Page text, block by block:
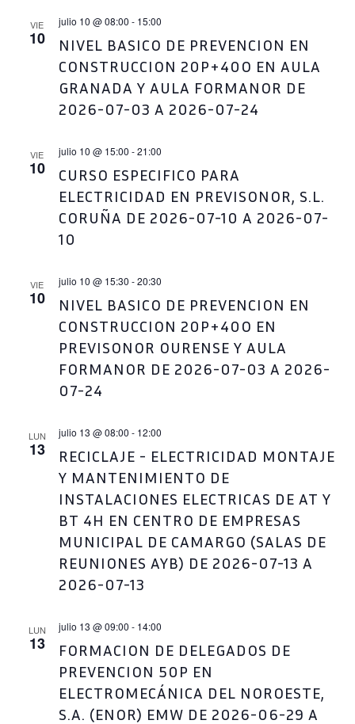
VIE
10
NIVEL BASICO DE PREVENCION EN
CONSTRUCCION 20P+40O EN AULA
GRANADA Y AULA FORMANOR DE
2026-07-03 A 2026-07-24
julio 10 @ 08:00 - 15:00
VIE
10
CURSO ESPECIFICO PARA
ELECTRICIDAD EN PREVISONOR, S.L.
CORUÑA DE 2026-07-10 A 2026-07-
10
julio 10 @ 15:00 -21:00
VIE
10
NIVEL BASICO DE PREVENCION EN
CONSTRUCCION 20P+40O EN
PREVISONOR OURENSE Y AULA
FORMANOR DE 2026-07-03 A 2026-
07-24
julio 10 @ 15:30 -20:30
LUN
13
RECICLAJE - ELECTRICIDAD MONTAJE
Y MANTENIMIENTO DE
INSTALACIONES ELECTRICAS DE AT Y
BT 4H EN CENTRO DE EMPRESAS
MUNICIPAL DE CAMARGO (SALAS DE
REUNIONES AYB) DE 2026-07-13 A
2026-07-13
julio 13 @ 08:00 - 12:00
LUN
13
FORMACION DE DELEGADOS DE
PREVENCION 50P EN
ELECTROMECÁNICA DEL NOROESTE,
S.A. (ENOR) EMW DE 2026-06-29 A
julio 13 @ 09:00 - 14:00